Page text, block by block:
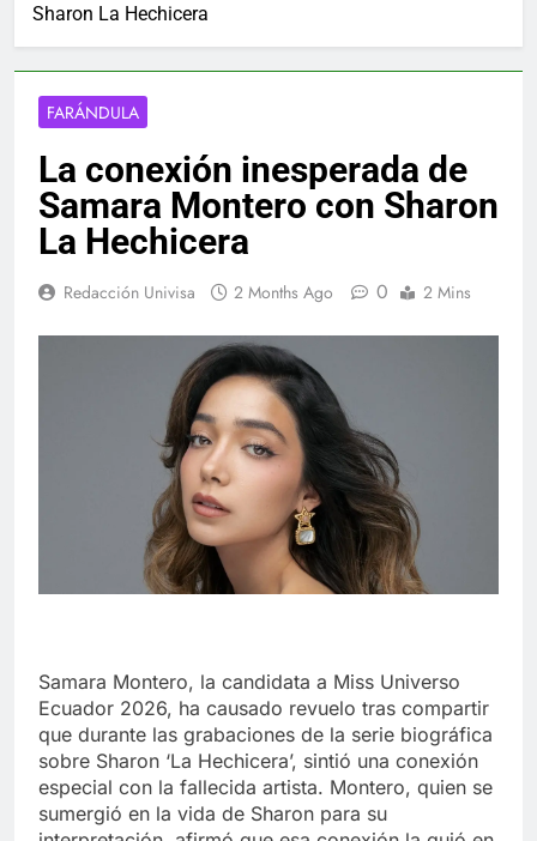
Sharon La Hechicera
FARÁNDULA
La conexión inesperada de
Samara Montero con Sharon
La Hechicera
Redacción Univisa 2 Months Ago 0 2 Mins
Samara Montero, la candidata a Miss Universo
Ecuador 2026, ha causado revuelo tras compartir
que durante las grabaciones de la serie biográfica
sobre Sharon ‘La Hechicera’, sintió una conexión
especial con la fallecida artista. Montero, quien se
sumergió en la vida de Sharon para su